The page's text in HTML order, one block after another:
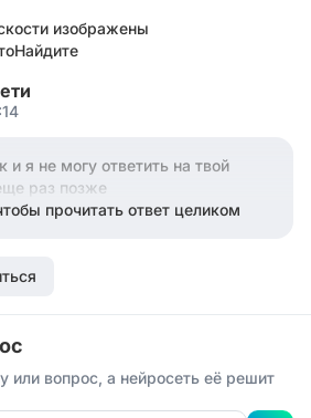
изображены
и я не могу ответить на твой
раз позже
прочитать ответ целиком
вопрос, а нейросеть её решит